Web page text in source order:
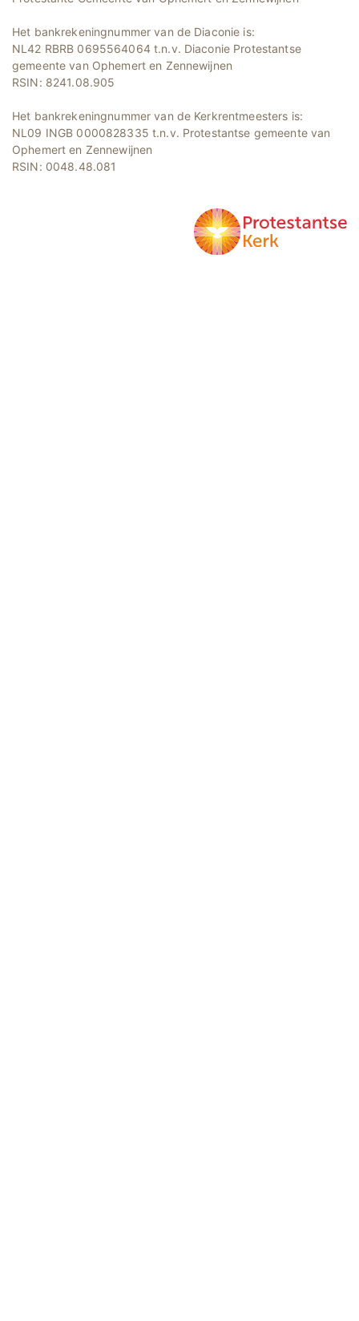
Het bankrekeningnummer van de Diaconie is:
NL42 RBRB 0695564064 t.n.v. Diaconie Protestantse
gemeente van Ophemert en Zennewijnen
RSIN: 8241.08.905
Het bankrekeningnummer van de Kerkrentmeesters is:
NL09 INGB 0000828335 t.n.v. Protestantse gemeente van
Ophemert en Zennewijnen
RSIN: 0048.48.081